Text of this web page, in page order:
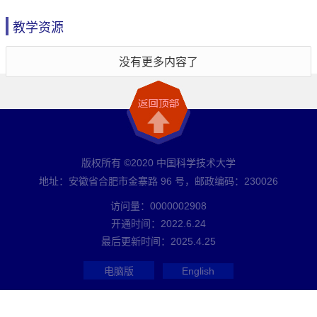
教学资源
没有更多内容了
版权所有 ©2020 中国科学技术大学
地址：安徽省合肥市金寨路 96 号，邮政编码：230026
访问量： 0000002908
开通时间： 2022 6 24
最后更新时间： 2025 4 25
电脑版 English